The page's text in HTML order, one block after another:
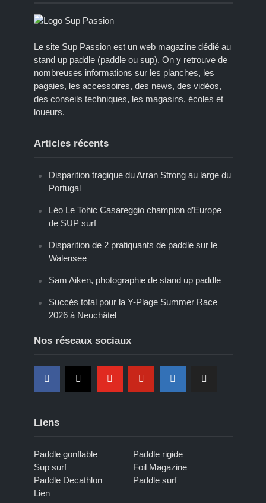
Le site Sup Passion est un web magazine dédié au
stand up paddle (paddle ou sup). On y retrouve de
nombreuses informations sur les planches, les
pagaies, les accessoires, des news, des vidéos,
des conseils techniques, les magasins, écoles et
loueurs.
Articles récents
Disparition tragique du Arran Strong au large du
Portugal
Léo Le Tohic Casareggio champion d’Europe
de SUP surf
Disparition de 2 pratiquants de paddle sur le
Walensee
Sam Aiken, photographie de stand up paddle
Succès total pour la Y-Plage Summer Race
2026 à Neuchâtel
Nos réseaux sociaux
Liens
Paddle gonflable
Paddle rigide
Sup surf
Foil Magazine
Paddle Decathlon
Paddle surf
Lien